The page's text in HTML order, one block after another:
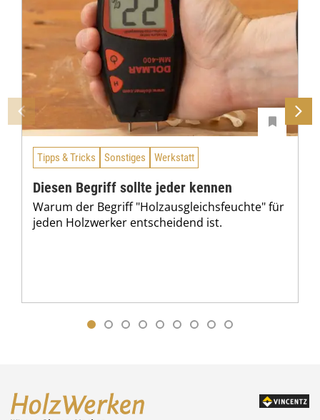
Tipps & Tricks Sonstiges Werkstatt
Diesen Begriff sollte jeder kennen
Warum der Begriff "Holzausgleichsfeuchte" für
jeden Holzwerker entscheidend ist.